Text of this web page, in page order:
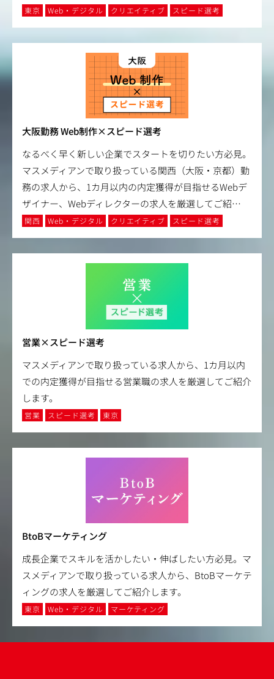
東京 Web・デジタル クリエイティブ スピード選考
大阪勤務 Web制作×スピード選考
なるべく早く新しい企業でスタートを切りたい方必見。
マスメディアンで取り扱っている関西（大阪・京都）勤
務の求人から、1カ月以内の内定獲得が目指せるWebデ
ザイナー、Webディレクターの求人を厳選してご紹…
関西 Web・デジタル クリエイティブ スピード選考
営業×スピード選考
マスメディアンで取り扱っている求人から、1カ月以内
での内定獲得が目指せる営業職の求人を厳選してご紹介
します。
営業 スピード選考 東京
BtoBマーケティング
成長企業でスキルを活かしたい・伸ばしたい方必見。マ
スメディアンで取り扱っている求人から、BtoBマーケテ
ィングの求人を厳選してご紹介します。
東京 Web・デジタル マーケティング